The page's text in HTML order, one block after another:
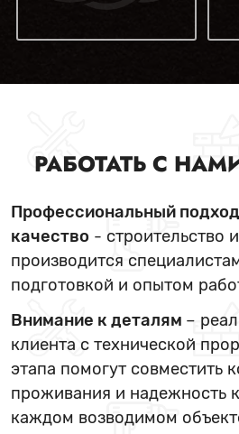
РАБОТАТЬ С
Профессиональный
качество - строительство
производится
подготовкой и опытом
Внимание к деталям –
клиента с технической
этапа помогут совместить
проживания и надежность
каждом возводимом